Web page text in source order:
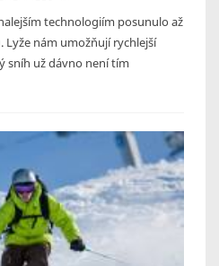
technologiím posunulo až
nám umožňují rychlejší
sníh už dávno není tím